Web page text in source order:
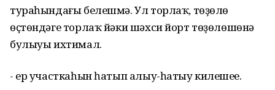
тураһындағы белешмә. Ул торлаҡ, төҙөлөү
өҫтөндәге торлаҡ йәки шәхси йорт төҙөлөшөнә
булыуы ихтимал.
- ер участкаһын һатып алыу-һатыу килешеүе.